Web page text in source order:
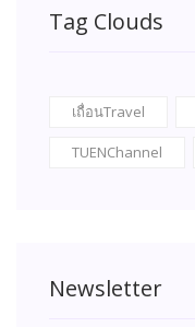
Tag Clouds
เถื่อนTravel
TUENChannel
Newsletter